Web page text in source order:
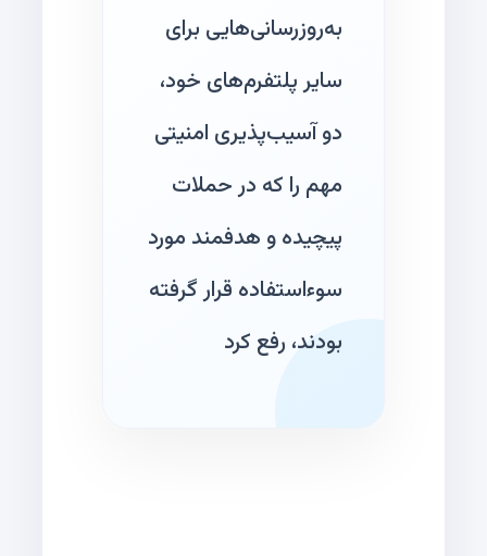
به‌روزرسانی‌هایی برای
سایر پلتفرم‌های خود،
دو آسیب‌پذیری امنیتی
مهم را که در حملات
پیچیده و هدفمند مورد
سوءاستفاده قرار گرفته
بودند، رفع کرد